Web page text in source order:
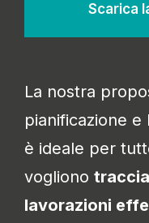
Scarica
La nostra
pianificazione
è ideale per
vogliono
lavorazioni